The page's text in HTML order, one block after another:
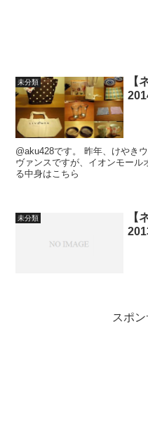
未分類
【
@aku428です。 昨年、けやきウォーク前橋から撤退してしまったリ
ヴァンスですが、イオンモール
る中身はこちら
未分類
【
スポ